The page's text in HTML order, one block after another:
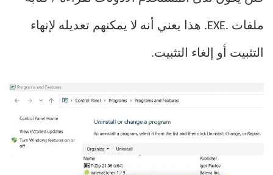
ملفات .EXE. هذا يعني أنه لا يمكنهم تعديله لإنهاء
التثبيت أو إلغاء التثبيت.